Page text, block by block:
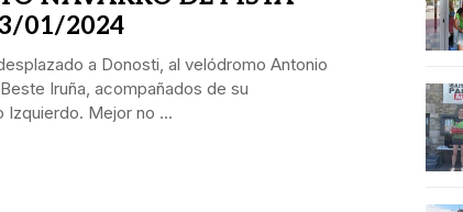
01/2024
a Donosti, al velódromo Antonio
Iruña, acompañados de su
Izquierdo. Mejor no ...